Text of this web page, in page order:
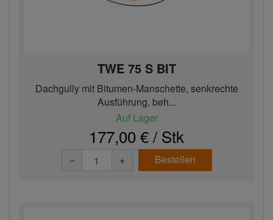
TWE 75 S BIT
Dachgully mit Bitumen-Manschette, senkrechte
Ausführung, beh...
Auf Lager
177,00 € / Stk
− + Bestellen